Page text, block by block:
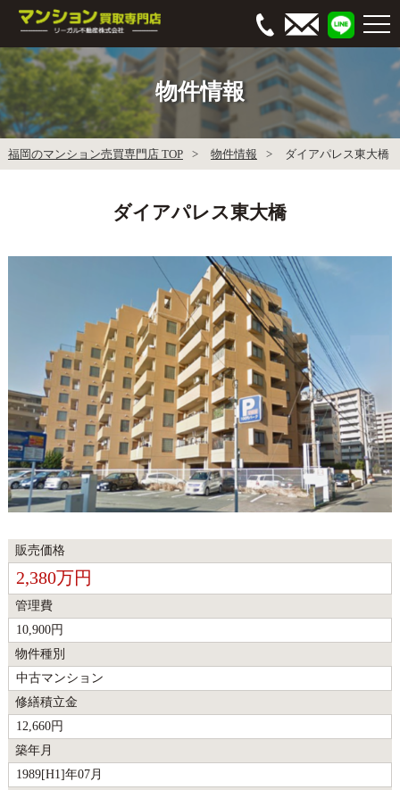
物件情報
福岡のマンション売買専門店 TOP 物件情報 ダイアパレス東大橋
ダイアパレス東大橋
販売価格
2,380万円
管理費
10,900円
物件種別
中古マンション
修繕積立金
12,660円
築年月
1989[H1]年07月